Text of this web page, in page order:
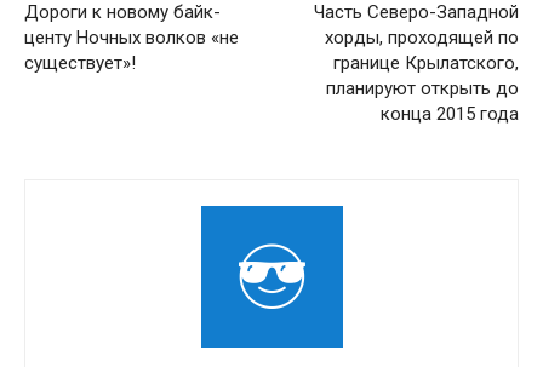
Дороги к новому байк-
центу Ночных волков «не
существует»!
Часть Северо-Западной
хорды, проходящей по
границе Крылатского,
планируют открыть до
конца 2015 года